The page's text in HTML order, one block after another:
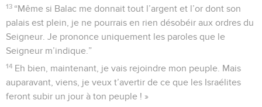
13 “Même si Balac me donnait tout l’argent et l’or dont son
palais est plein, je ne pourrais en rien désobéir aux ordres du
Seigneur. Je prononce uniquement les paroles que le
Seigneur m’indique.”
14 Eh bien, maintenant, je vais rejoindre mon peuple. Mais
auparavant, viens, je veux t’avertir de ce que les Israélites
feront subir un jour à ton peuple ! »